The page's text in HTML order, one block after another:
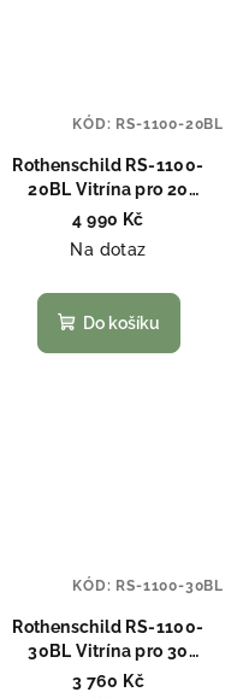
Rothenschild RS-1100-
20BL Vitrína pro 20
hodinek
4 990 Kč
Na dotaz
Do košíku
KÓD: RS-1100-20BL
Rothenschild RS-1100-
30BL Vitrína pro 30
hodinek
3 760 Kč
KÓD: RS-1100-30BL